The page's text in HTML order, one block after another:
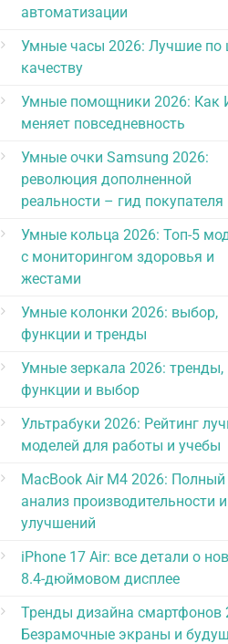
автоматизации
Умные часы 2026: Лучшие по
качеству
Умные помощники 2026: Как
меняет повседневность
Умные очки Samsung 2026:
революция дополненной
реальности – гид покупателя
Умные кольца 2026: Топ-5
с мониторингом здоровья и
жестами
Умные колонки 2026: выбор,
функции и тренды
Умные зеркала 2026: тренды,
функции и выбор
Ультрабуки 2026: Рейтинг
моделей для работы и учебы
MacBook Air M4 2026: Полный
анализ производительности и
улучшений
iPhone 17 Air: все детали о
8.4-дюймовом дисплее
Тренды дизайна смартфонов
Безрамочные экраны и